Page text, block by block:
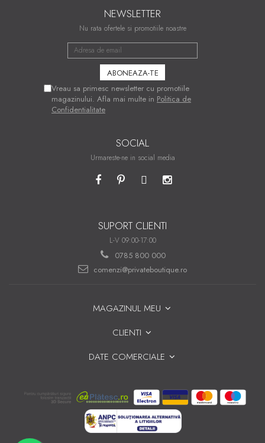
NEWSLETTER
Nu rata ofertele si promotiile noastre
Vreau sa primesc newsletter cu promotiile
magazinului. Afla mai multe in Politica de
Confidentialitate
SOCIAL
Urmareste-ne in social media
SUPORT CLIENTI
L-V 09:00-17:00
0785 800 000
comenzi@privateboutique.ro
MAGAZINUL MEU
CLIENTI
DATE COMERCIALE